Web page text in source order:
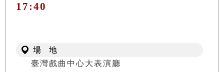
17:40
場 地
臺灣戲曲中心大表演廳